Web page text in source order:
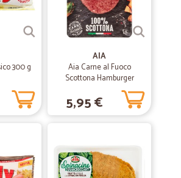
27/12/2021
Trustpilot
acquisto da…
da Cicalia e i due pacchi ordinati sono
effettuato un'altro ordine se proseguirà bene
questo supermercato online penso che lo
300 g
AIA
Aia Carne al Fuoco
Scottona Hamburger
5,95 €